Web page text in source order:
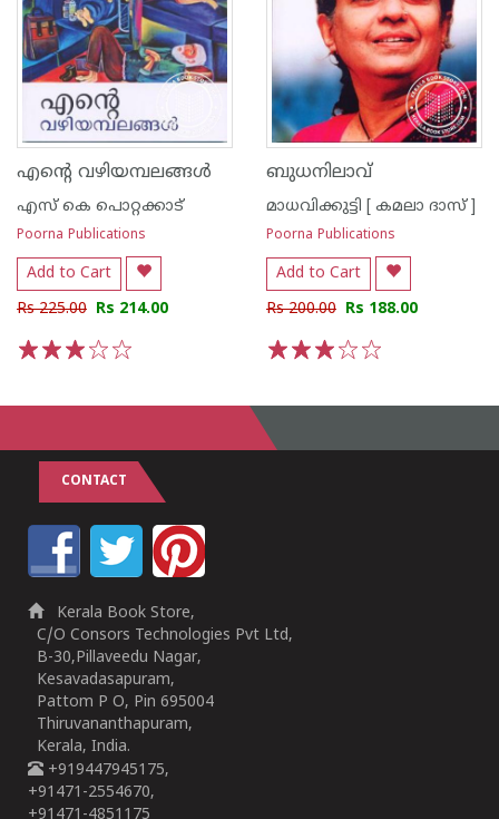
എന്റെ വഴിയമ്പലങ്ങള്‍
എസ്‌ കെ പൊറ്റക്കാട്‌
Poorna Publications
Add to Cart
Rs 225.00 Rs 214.00
ബുധനിലാവ്
മാധവിക്കുട്ടി [ കമലാ ദാസ് ]
Poorna Publications
Add to Cart
Rs 200.00 Rs 188.00
CONTACT
Kerala Book Store,
C/O Consors Technologies Pvt Ltd,
B-30,Pillaveedu Nagar,
Kesavadasapuram,
Pattom P O, Pin 695004
Thiruvananthapuram,
Kerala, India.
+919447945175,
+91471-2554670,
+91471-4851175